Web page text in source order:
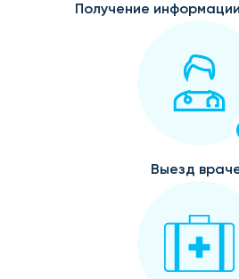
Получение
Выезд